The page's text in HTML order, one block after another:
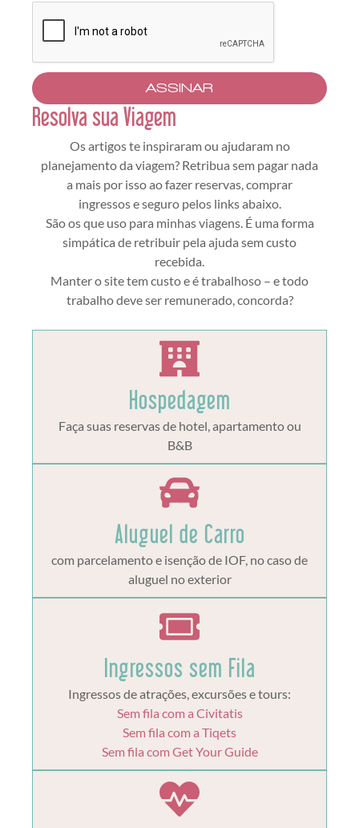
ASSINAR
Resolva sua Viagem
Os artigos te inspiraram ou ajudaram no
planejamento da viagem? Retribua sem pagar nada
a mais por isso ao fazer reservas, comprar
ingressos e seguro pelos links abaixo.
São os que uso para minhas viagens. É uma forma
simpática de retribuir pela ajuda sem custo
recebida.
Manter o site tem custo e é trabalhoso – e todo
trabalho deve ser remunerado, concorda?
Hospedagem
Faça suas reservas de hotel, apartamento ou
B&B
Aluguel de Carro
com parcelamento e isenção de IOF, no caso de
aluguel no exterior
Ingressos sem Fila
Ingressos de atrações, excursões e tours:
Sem fila com a Civitatis
Sem fila com a Tiqets
Sem fila com Get Your Guide